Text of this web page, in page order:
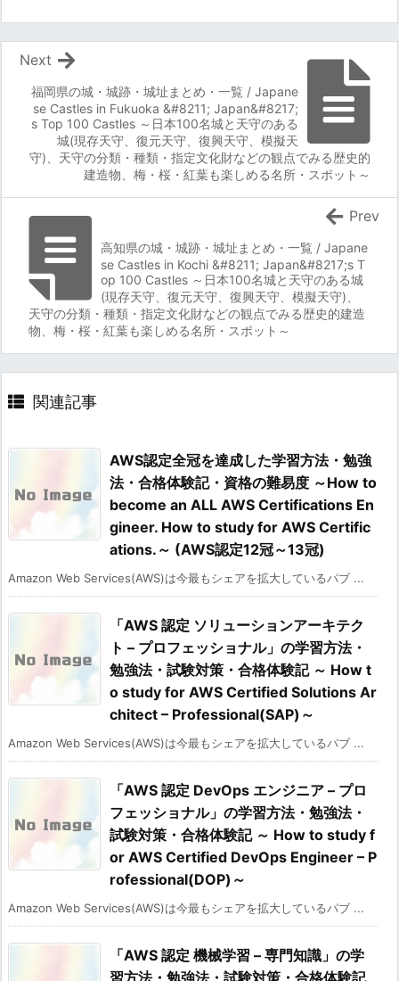
福岡県の城・城跡・城址まとめ・一覧 / Japane
se Castles in Fukuoka &#8211; Japan&#8217;
s Top 100 Castles ～日本100名城と天守のある
城(現存天守、復元天守、復興天守、模擬天
守)、天守の分類・種類・指定文化財などの観点でみる歴史的
建造物、梅・桜・紅葉も楽しめる名所・スポット～
Next
高知県の城・城跡・城址まとめ・一覧 / Japane
se Castles in Kochi &#8211; Japan&#8217;s T
op 100 Castles ～日本100名城と天守のある城
(現存天守、復元天守、復興天守、模擬天守)、
天守の分類・種類・指定文化財などの観点でみる歴史的建造
物、梅・桜・紅葉も楽しめる名所・スポット～
Prev
関連記事
AWS認定全冠を達成した学習方法・勉強
法・合格体験記・資格の難易度 ～How to
become an ALL AWS Certifications En
gineer. How to study for AWS Certific
ations.～ (AWS認定12冠～13冠)
Amazon Web Services(AWS)は今最もシェアを拡大しているパブ ...
「AWS 認定 ソリューションアーキテク
ト – プロフェッショナル」の学習方法・
勉強法・試験対策・合格体験記 ～ How t
o study for AWS Certified Solutions Ar
chitect – Professional(SAP)～
Amazon Web Services(AWS)は今最もシェアを拡大しているパブ ...
「AWS 認定 DevOps エンジニア – プロ
フェッショナル」の学習方法・勉強法・
試験対策・合格体験記 ～ How to study f
or AWS Certified DevOps Engineer – P
rofessional(DOP)～
Amazon Web Services(AWS)は今最もシェアを拡大しているパブ ...
「AWS 認定 機械学習 – 専門知識」の学
習方法・勉強法・試験対策・合格体験記